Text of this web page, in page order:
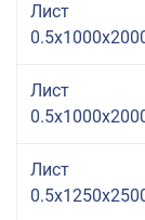
Лист
Лист
Лист